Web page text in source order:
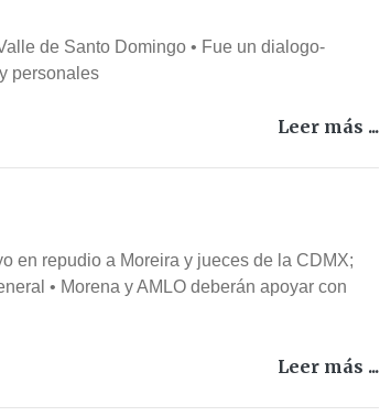
de Santo Domingo • Fue un dialogo-
personales
Leer más ...
en repudio a Moreira y jueces de la CDMX;
• Morena y AMLO deberán apoyar con
Leer más ...